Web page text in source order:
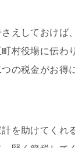
えしておけば
村役場に伝わ
の税金がお得
を助けてくれ